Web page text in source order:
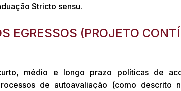
Stricto sensu.
EGRESSOS (PROJETO
médio e longo prazo políticas de
de autoavaliação (como descrito